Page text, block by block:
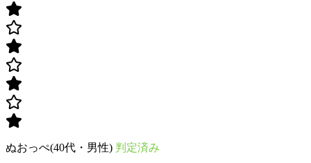
ぬおっぺ(40代・男性) 判定済み